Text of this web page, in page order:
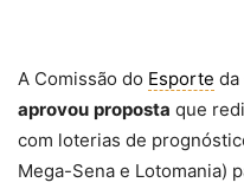
A Comissão do Esporte da
aprovou proposta que
com loterias de
Mega-Sena e Lotomania)